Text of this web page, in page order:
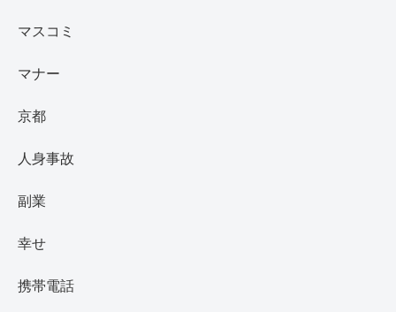
マスコミ
マナー
京都
人身事故
副業
幸せ
携帯電話